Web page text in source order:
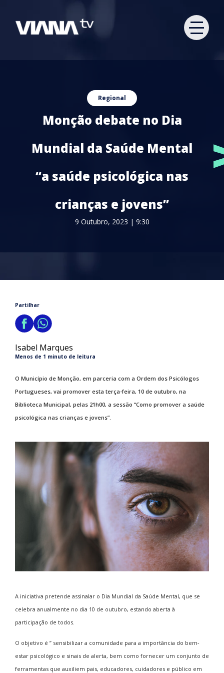
Regional
Monção debate no Dia
Mundial da Saúde Mental
“a saúde psicológica nas
crianças e jovens”
9 Outubro, 2023 | 9:30
Partilhar
Isabel Marques
Menos de 1 minuto de leitura
O Município de Monção, em parceria com a Ordem dos Psicólogos
Portugueses, vai promover esta terça-feira, 10 de outubro, na
Biblioteca Municipal, pelas 21h00, a sessão “Como promover a saúde
psicológica nas crianças e jovens”.
A iniciativa pretende assinalar o Dia Mundial da Saúde Mental, que se
celebra anualmente no dia 10 de outubro, estando aberta à
participação de todos.
O objetivo é ” sensibilizar a comunidade para a importância do bem-
estar psicológico e sinais de alerta, bem como fornecer um conjunto de
ferramentas que auxiliem pais, educadores, cuidadores e público em